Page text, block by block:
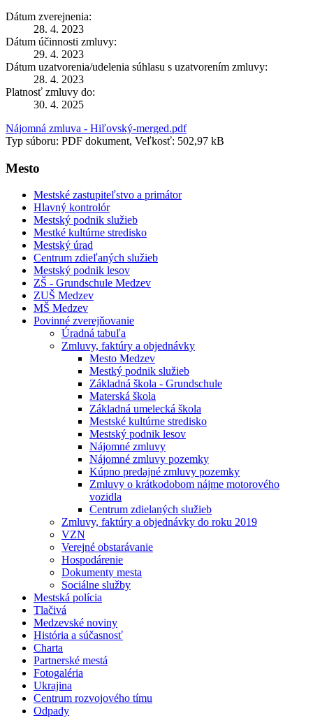
Dátum zverejnenia:
28. 4. 2023
Dátum účinnosti zmluvy:
29. 4. 2023
Dátum uzatvorenia/udelenia súhlasu s uzatvorením zmluvy:
28. 4. 2023
Platnosť zmluvy do:
30. 4. 2025
Nájomná zmluva - Hiľovský-merged.pdf
Typ súboru: PDF dokument, Veľkosť: 502,97 kB
Mesto
Mestské zastupiteľstvo a primátor
Hlavný kontrolór
Mestský podnik služieb
Mestké kultúrne stredisko
Mestský úrad
Centrum zdieľaných služieb
Mestský podnik lesov
ZŠ - Grundschule Medzev
ZUŠ Medzev
MŠ Medzev
Povinné zverejňovanie
Úradná tabuľa
Zmluvy, faktúry a objednávky
Mesto Medzev
Mestký podnik služieb
Základná škola - Grundschule
Materská škola
Základná umelecká škola
Mestské kultúrne stredisko
Mestský podnik lesov
Nájomné zmluvy
Nájomné zmluvy pozemky
Kúpno predajné zmluvy pozemky
Zmluvy o krátkodobom nájme motorového
vozidla
Centrum zdielaných služieb
Zmluvy, faktúry a objednávky do roku 2019
VZN
Verejné obstarávanie
Hospodárenie
Dokumenty mesta
Sociálne služby
Mestská polícia
Tlačivá
Medzevské noviny
História a súčasnosť
Charta
Partnerské mestá
Fotogaléria
Ukrajina
Centrum rozvojového tímu
Odpady